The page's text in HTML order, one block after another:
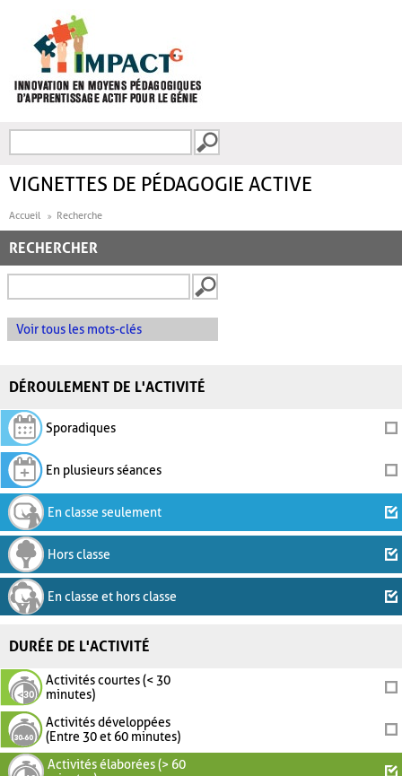
FORMULAIRE DE
VIGNETTES DE PÉDAGOGIE ACTIVE
Accueil Recherche
RECHERCHER
Voir tous les mots-clés
DÉROULEMENT DE L'ACTIVITÉ
Sporadiques
En plusieurs séances
En classe seulement
Hors classe
En classe et hors classe
DURÉE DE L'ACTIVITÉ
Activités courtes (< 30
minutes)
Activités développées
(Entre 30 et 60 minutes)
Activités élaborées (> 60